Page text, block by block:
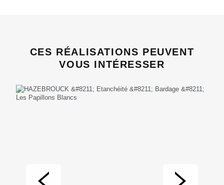
CES RÉALISATIONS PEUVENT
VOUS INTÉRESSER